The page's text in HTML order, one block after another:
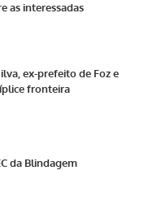
as interessadas
ex-prefeito de Foz e
fronteira
da Blindagem